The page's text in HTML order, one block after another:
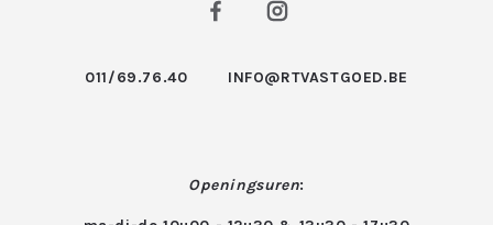
011/69.76.40 INFO@RTVASTGOED.BE
Openingsuren: